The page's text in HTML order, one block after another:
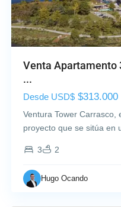
Venta Apartamento
...
Desde USD$ $313.000
Ventura Tower Carrasco,
proyecto que se sitúa en
3 2
Hugo Ocando